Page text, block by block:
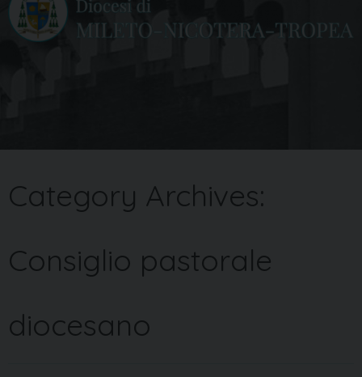
Category Archives:
Consiglio pastorale
diocesano